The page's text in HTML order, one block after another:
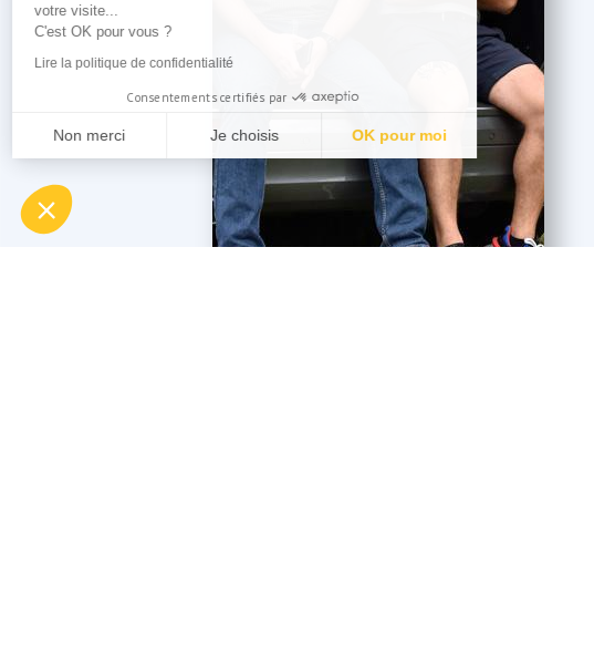
votre visite...
C'est OK pour vous ?
Lire la politique de confidentialité
Consentements certifiés par
Non merci Je choisis OK pour moi
Plateforme de Gestion du Consentement : Personnalisez vos Options
Notre plateforme vous permet d'adapter et de gérer vos